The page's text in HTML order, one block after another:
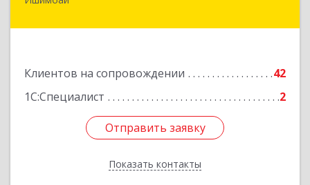
Клиентов на сопровождении
42
1С:Специалист
2
Отправить заявку
Показать контакты
Отправить заявку
Назад